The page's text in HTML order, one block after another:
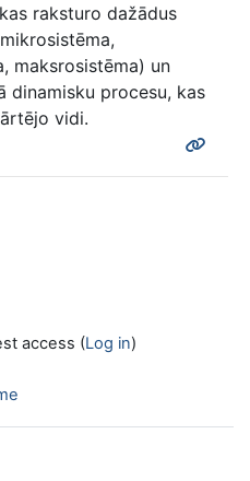
raksturo dažādus
maksrosistēma) un
procesu, kas
vidi.
access (Log in)